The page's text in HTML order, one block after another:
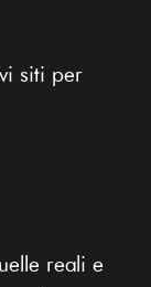
siti per
reali e